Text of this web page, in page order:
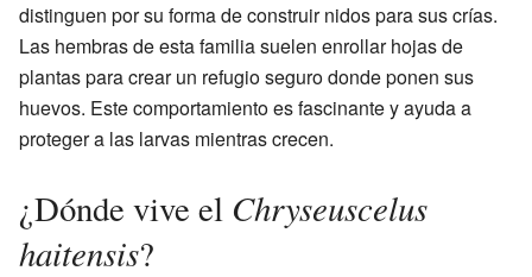
distinguen por su forma de construir nidos para sus crías.
Las hembras de esta familia suelen enrollar hojas de
plantas para crear un refugio seguro donde ponen sus
huevos. Este comportamiento es fascinante y ayuda a
proteger a las larvas mientras crecen.
¿Dónde vive el Chryseuscelus
haitensis?